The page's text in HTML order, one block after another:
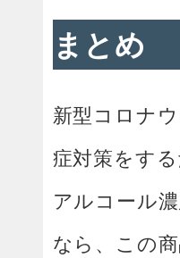
まとめ
新型コロナ
症対策をす
アルコール
なら、この